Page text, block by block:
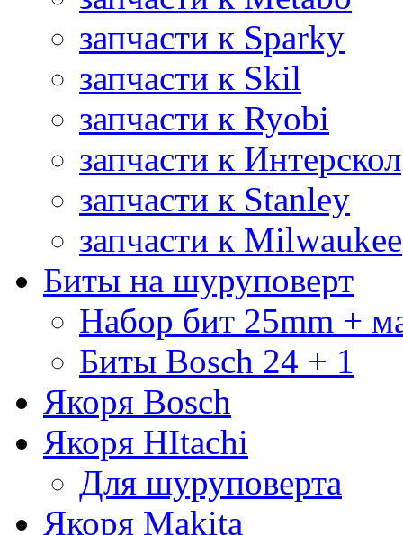
запчасти к Sparky
запчасти к Skil
запчасти к Ryobi
запчасти к Интерскол
запчасти к Stanley
запчасти к Milwaukee
Биты на шуруповерт
Набор бит 25mm +
Биты Bosch 24 + 1
Якоря Bosch
Якоря HItachi
Для шуруповерта
Якоря Makita